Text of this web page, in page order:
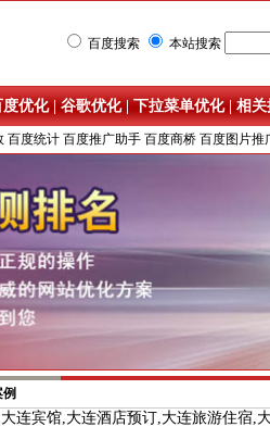
百度搜索 本站搜索
度优化| 谷歌优化| 下拉菜单优化| 相关
百度统计 百度推广助手 百度商桥 百度图片推
连宾馆,大连酒店预订,大连旅游住宿,